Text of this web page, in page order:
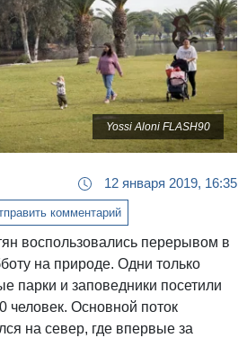
Yossi Aloni FLASH90
12 января 2019, 16:35
комментарий
воспользовались перерывом в
на природе. Одни только
парки и заповедники посетили
человек. Основной поток
на север, где впервые за